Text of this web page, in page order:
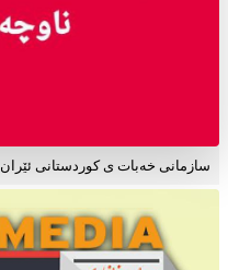
سازمانی خەبات ی کوردستانی ئێران